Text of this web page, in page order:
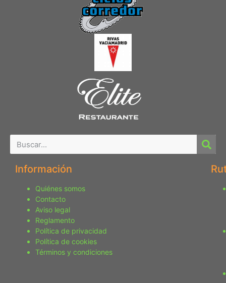
Información
Quiénes somos
Contacto
Aviso legal
Reglamento
Política de privacidad
Política de cookies
Términos y condiciones